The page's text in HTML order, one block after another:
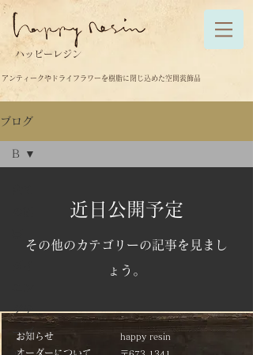
ハッピーレジン
アンティークやドライフラワーを樹脂に閉じ込めた空間装飾品
ブログ
グテ
ーブ
B
近日公開予定
その他のカテゴリーの記事を見まし
ょう。
お知らせ
オーダーについて
happy resin